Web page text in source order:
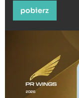
pobierz